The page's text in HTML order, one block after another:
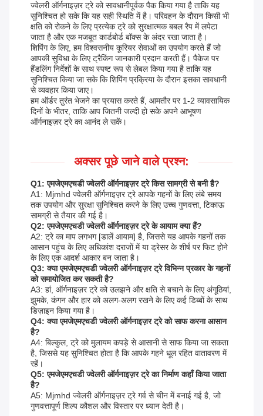
ज्वेलरी ऑर्गनाइज़र ट्रे को सावधानीपूर्वक पैक किया गया है ताकि यह
सुनिश्चित हो सके कि यह सही स्थिति में है। परिवहन के दौरान किसी भी
क्षति को रोकने के लिए प्रत्येक ट्रे को सुरक्षात्मक बबल रैप में लपेटा
जाता है और एक मजबूत कार्डबोर्ड बॉक्स के अंदर रखा जाता है।
शिपिंग के लिए, हम विश्वसनीय कूरियर सेवाओं का उपयोग करते हैं जो
आपकी सुविधा के लिए ट्रैकिंग जानकारी प्रदान करती हैं। पैकेज पर
हैंडलिंग निर्देशों के साथ स्पष्ट रूप से लेबल किया गया है ताकि यह
सुनिश्चित किया जा सके कि शिपिंग प्रक्रिया के दौरान इसका सावधानी
से व्यवहार किया जाए।
हम ऑर्डर तुरंत भेजने का प्रयास करते हैं, आमतौर पर 1-2 व्यावसायिक
दिनों के भीतर, ताकि आप जितनी जल्दी हो सके अपने आभूषण
ऑर्गनाइज़र ट्रे का आनंद ले सकें।
अक्सर पूछे जाने वाले प्रश्न:
Q1: एमजेएमएचडी ज्वेलरी ऑर्गनाइज़र ट्रे किस सामग्री से बनी है?
A1: Mjmhd ज्वेलरी ऑर्गनाइज़र ट्रे आपके गहनों के लिए लंबे समय
तक उपयोग और सुरक्षा सुनिश्चित करने के लिए उच्च गुणवत्ता, टिकाऊ
सामग्री से तैयार की गई है।
Q2: एमजेएमएचडी ज्वेलरी ऑर्गनाइज़र ट्रे के आयाम क्या हैं?
A2: ट्रे का माप लगभग [डालें आयाम] है, जिससे यह आपके गहनों तक
आसान पहुंच के लिए अधिकांश दराजों में या ड्रेसर के शीर्ष पर फिट होने
के लिए एक आदर्श आकार बन जाता है।
Q3: क्या एमजेएमएचडी ज्वेलरी ऑर्गनाइज़र ट्रे विभिन्न प्रकार के गहनों
को समायोजित कर सकती है?
A3: हां, ऑर्गनाइज़र ट्रे को उलझने और क्षति से बचाने के लिए अंगूठियां,
झुमके, कंगन और हार को अलग-अलग रखने के लिए कई डिब्बों के साथ
डिज़ाइन किया गया है।
Q4: क्या एमजेएमएचडी ज्वेलरी ऑर्गनाइज़र ट्रे को साफ करना आसान
है?
A4: बिल्कुल, ट्रे को मुलायम कपड़े से आसानी से साफ किया जा सकता
है, जिससे यह सुनिश्चित होता है कि आपके गहने धूल रहित वातावरण में
रहें।
Q5: एमजेएमएचडी ज्वेलरी ऑर्गनाइज़र ट्रे का निर्माण कहाँ किया जाता
है?
A5: Mjmhd ज्वेलरी ऑर्गनाइज़र ट्रे गर्व से चीन में बनाई गई है, जो
गुणवत्तापूर्ण शिल्प कौशल और विस्तार पर ध्यान देती है।